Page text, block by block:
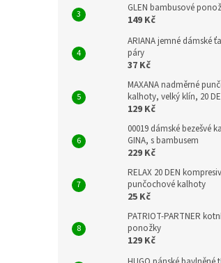
GLEN bambusové
149 Kč
ARIANA jemné dámské
páry
37 Kč
MAXANA nadměrné
kalhoty, velký klín, 20
129 Kč
00019 dámské bezešvé
GINA, s bambusem
229 Kč
RELAX 20 DEN
punčochové kalhoty
25 Kč
PATRIOT-PARTNER
ponožky
129 Kč